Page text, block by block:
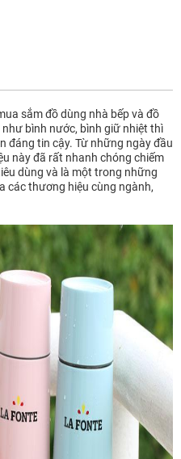
sắm đồ dùng nhà bếp và đồ
bình nước, bình giữ nhiệt thì
đáng tin cậy. Từ những ngày đầu
này đã rất nhanh chóng chiếm
dùng và là một trong những
các thương hiệu cùng ngành,